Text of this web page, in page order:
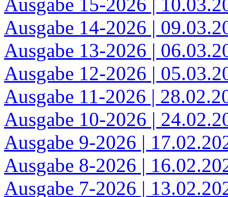
Ausgabe 14-2026 |
Ausgabe 13-2026 |
Ausgabe 12-2026 |
Ausgabe 11-2026 |
Ausgabe 10-2026 |
Ausgabe 9-2026 |
Ausgabe 8-2026 |
Ausgabe 7-2026 |